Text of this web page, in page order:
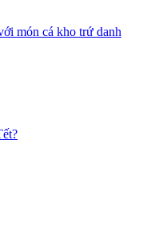
món cá kho trứ danh